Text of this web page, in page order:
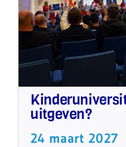
uitgeven?
24 maart 2027